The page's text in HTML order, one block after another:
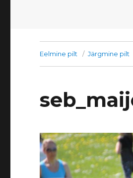
Eelmine pilt Järgmine pilt